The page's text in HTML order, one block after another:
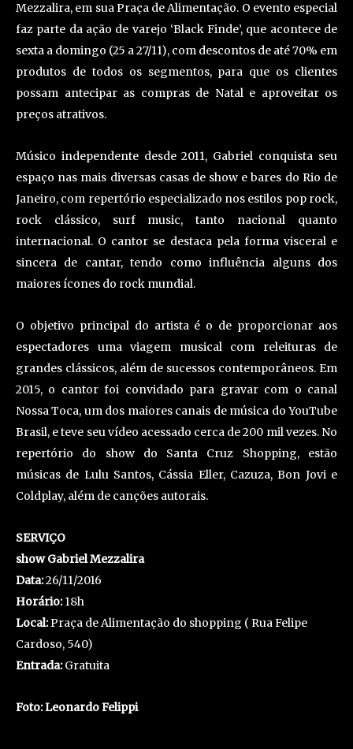
Mezzalira, em sua Praça de Alimentação. O evento especial
faz parte da ação de varejo ‘Black Finde’, que acontece de
sexta a domingo (25 a 27/11), com descontos de até 70% em
produtos de todos os segmentos, para que os clientes
possam antecipar as compras de Natal e aproveitar os
preços atrativos.
Músico independente desde 2011, Gabriel conquista seu
espaço nas mais diversas casas de show e bares do Rio de
Janeiro, com repertório especializado nos estilos pop rock,
rock clássico, surf music, tanto nacional quanto
internacional. O cantor se destaca pela forma visceral e
sincera de cantar, tendo como influência alguns dos
maiores ícones do rock mundial.
O objetivo principal do artista é o de proporcionar aos
espectadores uma viagem musical com releituras de
grandes clássicos, além de sucessos contemporâneos. Em
2015, o cantor foi convidado para gravar com o canal
Nossa Toca, um dos maiores canais de música do YouTube
Brasil, e teve seu vídeo acessado cerca de 200 mil vezes. No
repertório do show do Santa Cruz Shopping, estão
músicas de Lulu Santos, Cássia Eller, Cazuza, Bon Jovi e
Coldplay, além de canções autorais.
SERVIÇO
show Gabriel Mezzalira
Data:26/11/2016
Horário:18h
Local:Praça de Alimentação do shopping ( Rua Felipe
Cardoso, 540)
Entrada:Gratuita
Foto: Leonardo Felippi